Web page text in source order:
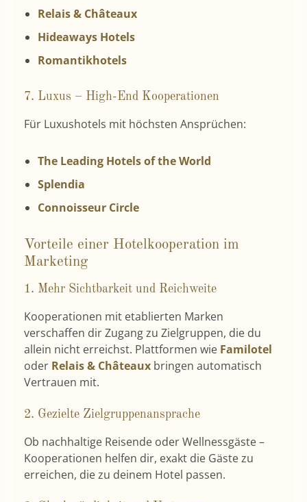
Relais & Châteaux
Hideaways Hotels
Romantikhotels
7. Luxus – High-End Kooperationen
Für Luxushotels mit höchsten Ansprüchen:
The Leading Hotels of the World
Splendia
Connoisseur Circle
Vorteile einer Hotelkooperation im
Marketing
1. Mehr Sichtbarkeit und Reichweite
Kooperationen mit etablierten Marken
verschaffen dir Zugang zu Zielgruppen, die du
allein nicht erreichst. Plattformen wie Familotel
oder Relais & Châteaux bringen automatisch
Vertrauen mit.
2. Gezielte Zielgruppenansprache
Ob nachhaltige Reisende oder Wellnessgäste –
Kooperationen helfen dir, exakt die Gäste zu
erreichen, die zu deinem Hotel passen.